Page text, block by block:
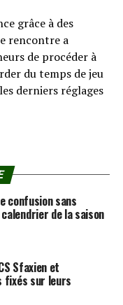
grâce à des
rencontre a
de procéder à
du temps de jeu
derniers réglages
confusion sans
de la saison
Sfaxien et
fixés sur leurs